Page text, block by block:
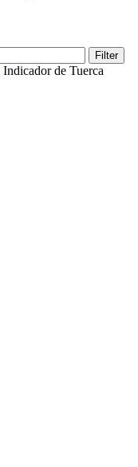
Filter
Indicador de Tuerca